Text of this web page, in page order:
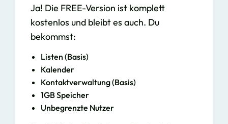
Ja! Die FREE-Version ist komplett
kostenlos und bleibt es auch. Du
bekommst:
Listen (Basis)
Kalender
Kontaktverwaltung (Basis)
1GB Speicher
Unbegrenzte Nutzer